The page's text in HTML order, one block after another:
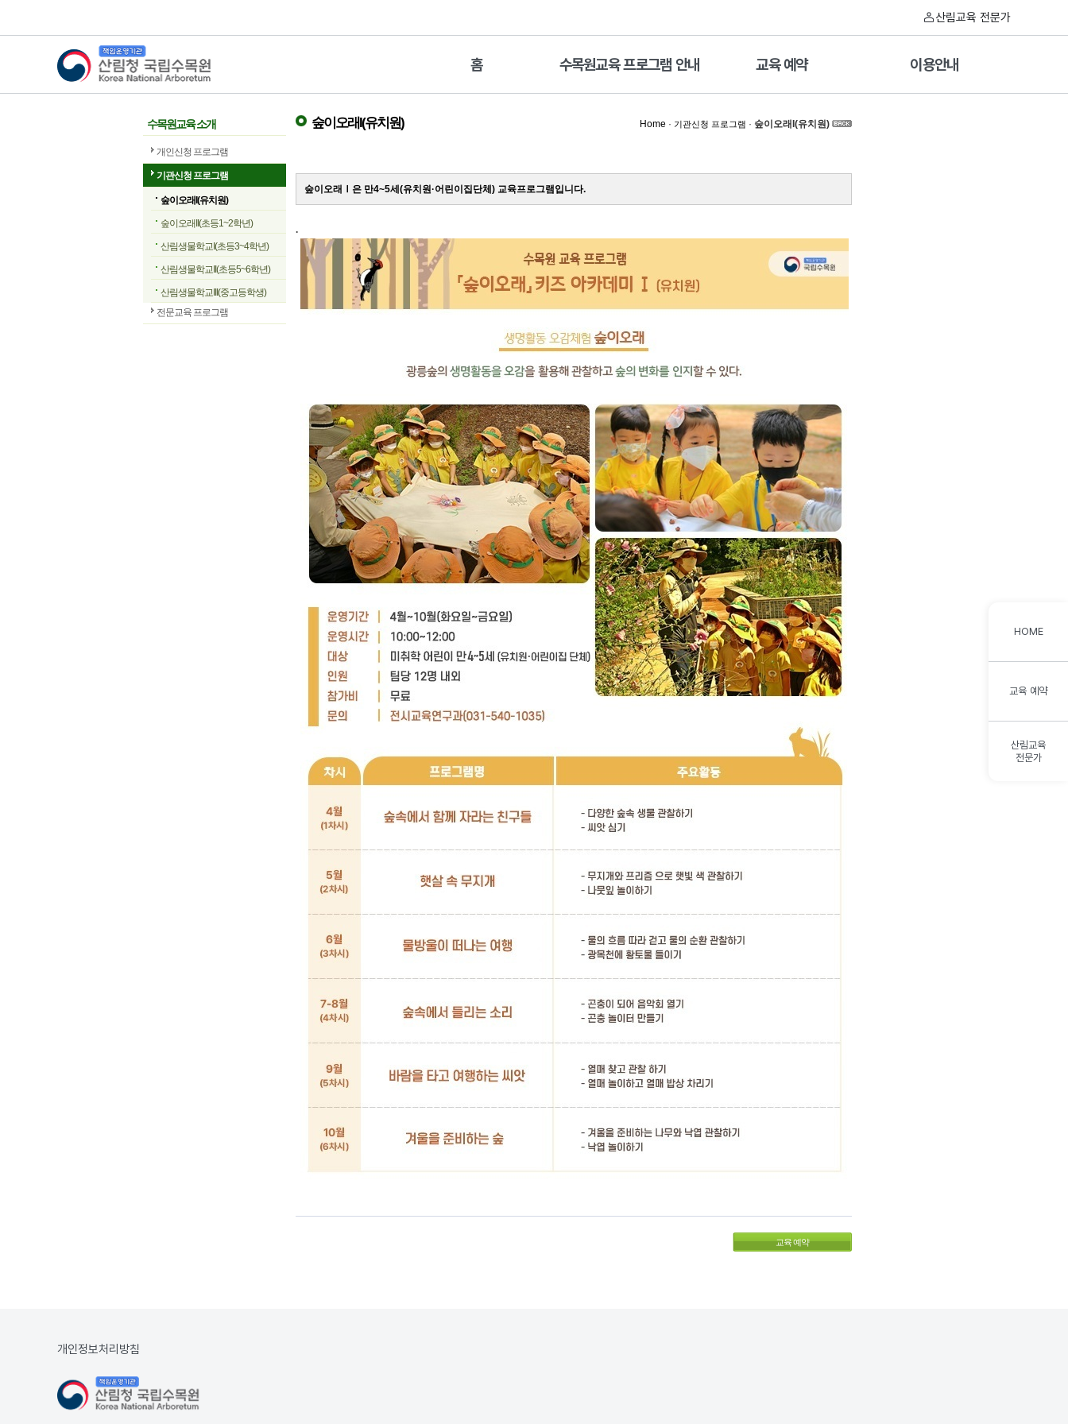
산림교육 전문가
산림청 국립수목원
홈 수목원교육 프로그램 안내 교육 예약 이용안내
수목원교육 소개
개인신청 프로그램
기관신청 프로그램
숲이오래I(유치원)
숲이오래II(초등1~2학년)
산림생물학교I(초등3~4학년)
산림생물학교II(초등5~6학년)
산림생물학교III(중고등학생)
전문교육 프로그램
Home · 기관신청 프로그램 · 숲이오래I(유치원)
숲이오래I(유치원)
숲이오래Ⅰ은 만4~5세(유치원·어린이집단체) 교육프로그램입니다.
.
교육 예약
HOME
교육 예약
산림교육
전문가
개인정보처리방침